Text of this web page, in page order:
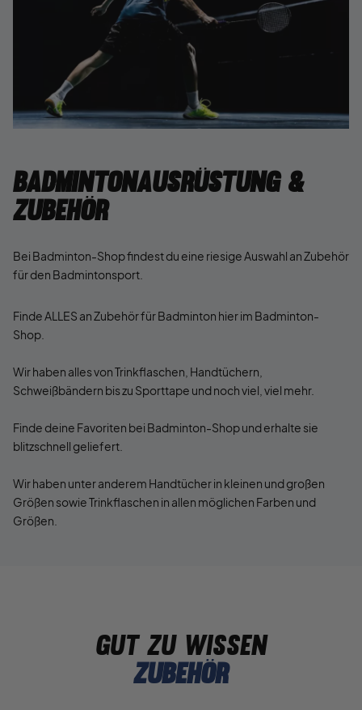
Badmintonausrüstung &
Zubehör
Bei Badminton-Shop findest du eine riesige Auswahl an Zubehör
für den Badmintonsport.
Finde ALLES an Zubehör für Badminton hier im Badminton-
Shop.
Wir haben alles von Trinkflaschen, Handtüchern,
Schweißbändern bis zu Sporttape und noch viel, viel mehr.
Finde deine Favoriten bei Badminton-Shop und erhalte sie
blitzschnell geliefert.
Wir haben unter anderem Handtücher in kleinen und großen
Größen sowie Trinkflaschen in allen möglichen Farben und
Größen.
gut zu wissen
Zubehör